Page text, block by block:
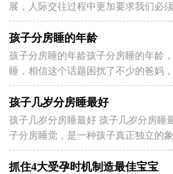
展，人际交往过程中更加要求我们必
好的孩子无论什么场合都会感到自信
孩子分房睡的年龄
孩子分房睡的年龄孩子分房睡的年龄
睡，相信这个话题困扰了不少的爸妈
起睡这样是不利于孩子独立的，下面
孩子几岁分房睡最好
孩子几岁分房睡最好 孩子几岁分房睡
子分房睡觉，是一种孩子真正独立的
着孩子走一辈子，而孩子大了之后的
抓住4大受孕时机制造最佳宝宝